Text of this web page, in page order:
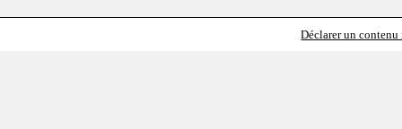
Déclarer un